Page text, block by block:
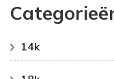
14k